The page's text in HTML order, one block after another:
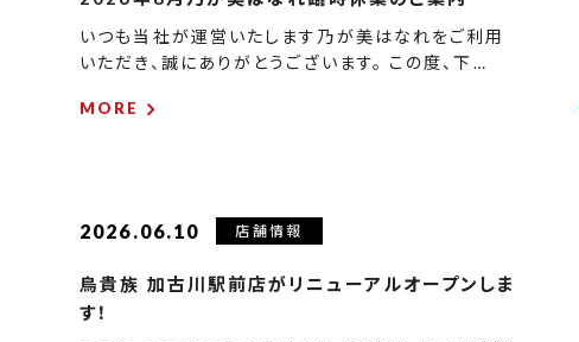
いつも当社が運営いたします乃が美はなれをご利用
いただき、誠にありがとうございます。 この度、下…
MORE
2026.06.10 店舗情報
鳥貴族 加古川駅前店がリニューアルオープンしま
す！